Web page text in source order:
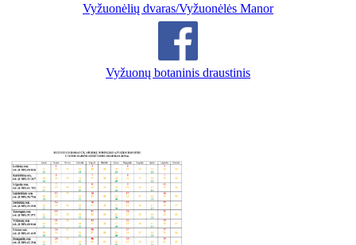
Vyžuonėlių dvaras/Vyžuonėlės Manor
Vyžuonų botaninis draustinis